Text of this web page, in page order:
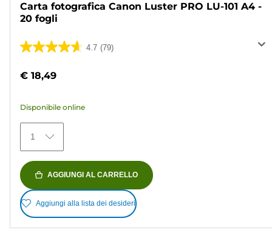
Carta fotografica Canon Luster PRO LU-101 A4 -
20 fogli
4.7 (79)
4.7
5
79
recensioni
€ 18,49
Disponibile online
1
AGGIUNGI AL CARRELLO
Aggiungi alla lista dei desideri